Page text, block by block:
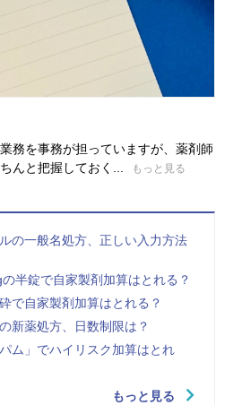
務を事務が担っていますが、薬剤師
んと把握しておく...
もっと見る
の一般名処方、正しい入力方法
半錠で自家製剤加算はとれる？
で自家製剤加算はとれる？
新薬処方、日数制限は？
ム」でハイリスク加算はとれ
もっと見る